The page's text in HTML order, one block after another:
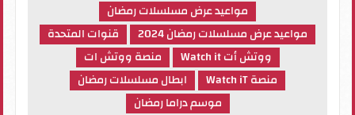
مواعيد عرض مسلسلات رمضان
مواعيد عرض مسلسلات رمضان 2024
قنوات المتحدة
ووتش أت Watch it
منصة ووتش ات
منصة Watch iT
ابطال مسلسلات رمضان
موسم دراما رمضان